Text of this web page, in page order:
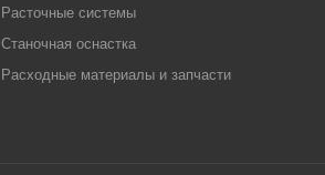
Расточные системы
Станочная оснастка
Расходные материалы и запчасти